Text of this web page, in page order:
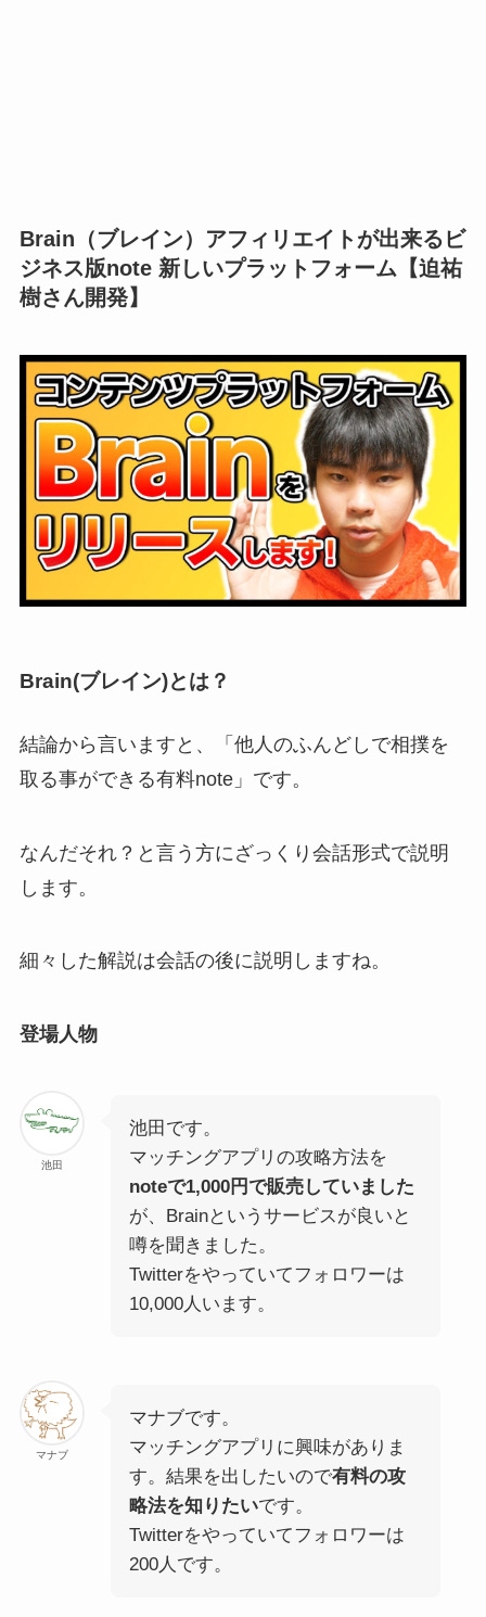
Brain（ブレイン）アフィリエイトが出来るビ
ジネス版note 新しいプラットフォーム【迫祐
樹さん開発】
Brain(ブレイン)とは？
結論から言いますと、「 他人のふんどしで相撲を
取る事ができる有料note」です。
なんだそれ？と言う方にざっくり会話形式で説明
します。
細々した解説は会話の後に説明しますね。
登場人物
池田
池田です。
マッチングアプリの攻略方法を
noteで1,000円で販売していました
が、Brainというサービスが良いと
噂を聞きました。
Twitterをやっていてフォロワーは
10,000人 います。
マナブ
マナブです。
マッチングアプリに興味がありま
す。結果を出したいので有料の攻
略法を知りたいです。
Twitterをやっていてフォロワーは
200人 です。